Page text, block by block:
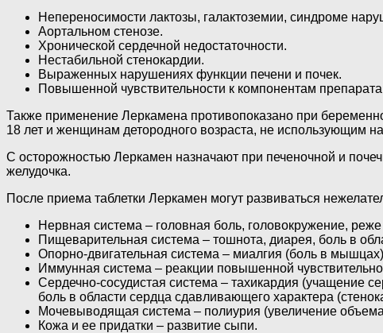
Непереносимости лактозы, галактоземии, синдроме
Аортальном стенозе.
Хронической сердечной недостаточности.
Нестабильной стенокардии.
Выраженных нарушениях функции печени и почек.
Повышенной чувствительности к компонентам
Также применение Леркамена противопоказано при
18 лет и женщинам детородного возраста, не использующим
С осторожностью Леркамен назначают при печеночной и
желудочка.
После приема таблетки Леркамен могут развиваться
Нервная система – головная боль, головокружение,
Пищеварительная система – тошнота, диарея, боль в
Опорно-двигательная система – миалгия (боль в
Иммунная система – реакции повышенной
Сердечно-сосудистая система – тахикардия (учащение
боль в области сердца сдавливающего характера
Мочевыводящая система – полиурия (увеличение
Кожа и ее придатки – развитие сыпи.